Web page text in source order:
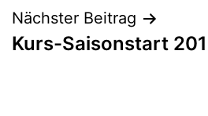
Nächster Beitrag
Kurs-Saisonstart